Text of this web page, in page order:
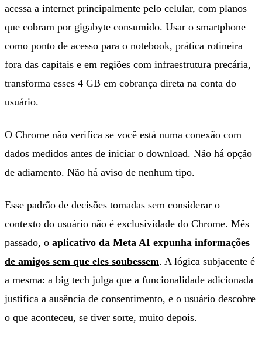
acessa a internet principalmente pelo celular, com planos
que cobram por gigabyte consumido. Usar o smartphone
como ponto de acesso para o notebook, prática rotineira
fora das capitais e em regiões com infraestrutura precária,
transforma esses 4 GB em cobrança direta na conta do
usuário.
O Chrome não verifica se você está numa conexão com
dados medidos antes de iniciar o download. Não há opção
de adiamento. Não há aviso de nenhum tipo.
Esse padrão de decisões tomadas sem considerar o
contexto do usuário não é exclusividade do Chrome. Mês
passado, o aplicativo da Meta AI expunha informações
de amigos sem que eles soubessem. A lógica subjacente é
a mesma: a big tech julga que a funcionalidade adicionada
justifica a ausência de consentimento, e o usuário descobre
o que aconteceu, se tiver sorte, muito depois.